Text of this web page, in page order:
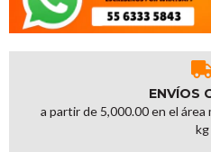
ENVÍOS
a partir de 5,000.00 en el
kg